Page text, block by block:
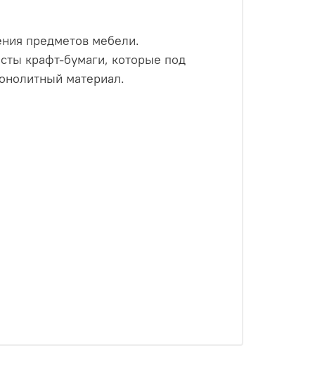
предметов мебели.
крафт-бумаги, которые под
материал.